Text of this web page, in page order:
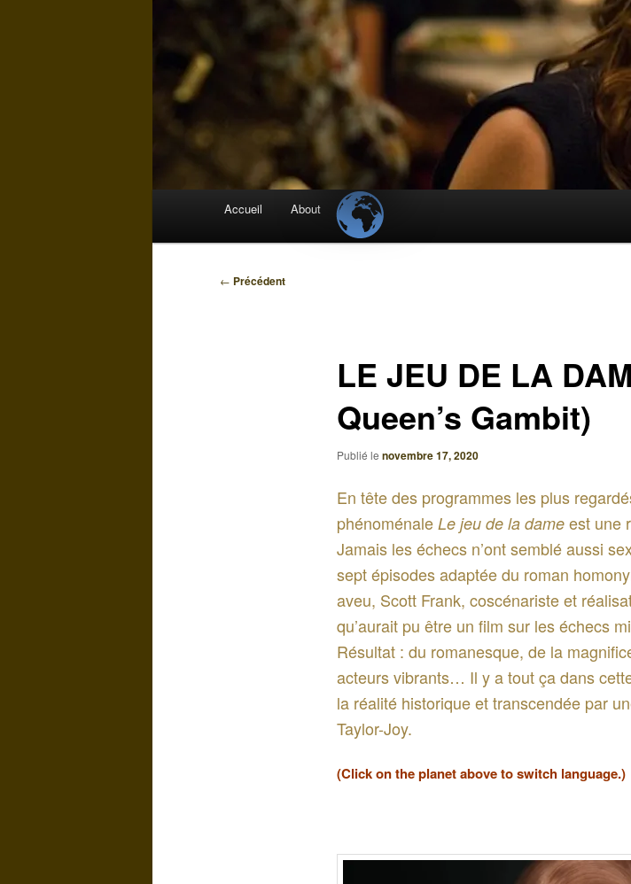
Accueil About
Navigation
← Précédent
LE JEU DE LA
Queen’s Gambit)
Publié le novembre 17, 2020
En tête des programmes les plus
phénoménale Le jeu de la dameest une
Jamais les échecs n’ont semblé aussi
sept épisodes adaptée du roman
aveu, Scott Frank, coscénariste et
qu’aurait pu être un film sur les échecs
Résultat : du romanesque, de la
acteurs vibrants… Il y a tout ça dans
la réalité historique et transcendée par
Taylor-Joy.
(Click on the planet above to switch language.)